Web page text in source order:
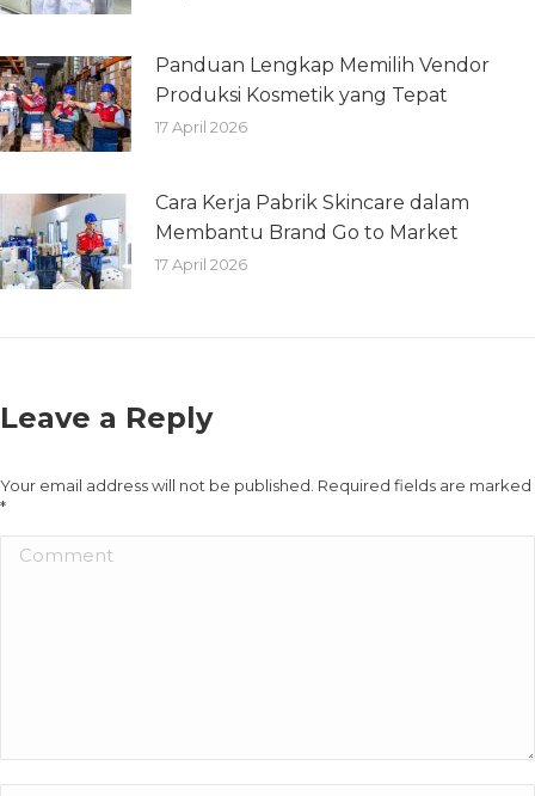
Panduan Lengkap Memilih Vendor
Produksi Kosmetik yang Tepat
17 April 2026
Cara Kerja Pabrik Skincare dalam
Membantu Brand Go to Market
17 April 2026
Leave a Reply
Your email address will not be published. Required fields are marked
*
Comment